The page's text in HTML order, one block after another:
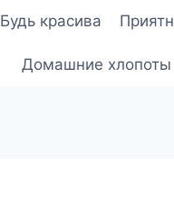
Будь красива
Домашние хлопоты